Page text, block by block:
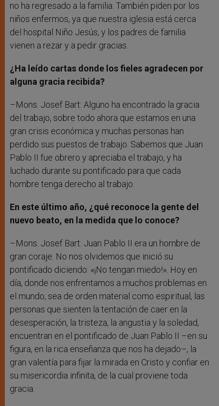
no ha regresado a la familia. También piden por los
niños enfermos, ya que nuestra iglesia está cerca
del hospital Niño Jesús, y los padres de familia
vienen a rezar y a pedir gracias.
¿Ha leído cartas donde los fieles agradecen por
alguna gracia recibida?
–Mons. Josef Bart: Alguno ha encontrado la gracia
del trabajo, sobre todo ahora que estamos en una
gran crisis económica y muchas personas han
perdido sus puestos de trabajo. Sabemos que Juan
Pablo II fue obrero y apreciaba el trabajo, y ha
luchado durante su pontificado para que cada
hombre tenga derecho al trabajo.
En este último año, ¿qué reconoce la gente del
nuevo beato, en la medida que lo conoce?
–Mons. Josef Bart: Juan Pablo II era un hombre de
gran coraje. No nos olvidemos que inició su
pontificado diciendo: «¡No tengan miedo!». Hoy en
día, donde nos enfrentamos a muchos problemas en
el mundo, sea de orden material como espiritual, las
personas que sienten la tentación de caer en la
desesperación, la tristeza, la angustia y la soledad,
encuentran en el pontificado de Juan Pablo II –en su
figura, en la rica enseñanza que nos ha dejado–, la
gran valentía para fijar la mirada en Cristo y confiar en
su misericordia infinita, de la cual proviene toda
gracia.